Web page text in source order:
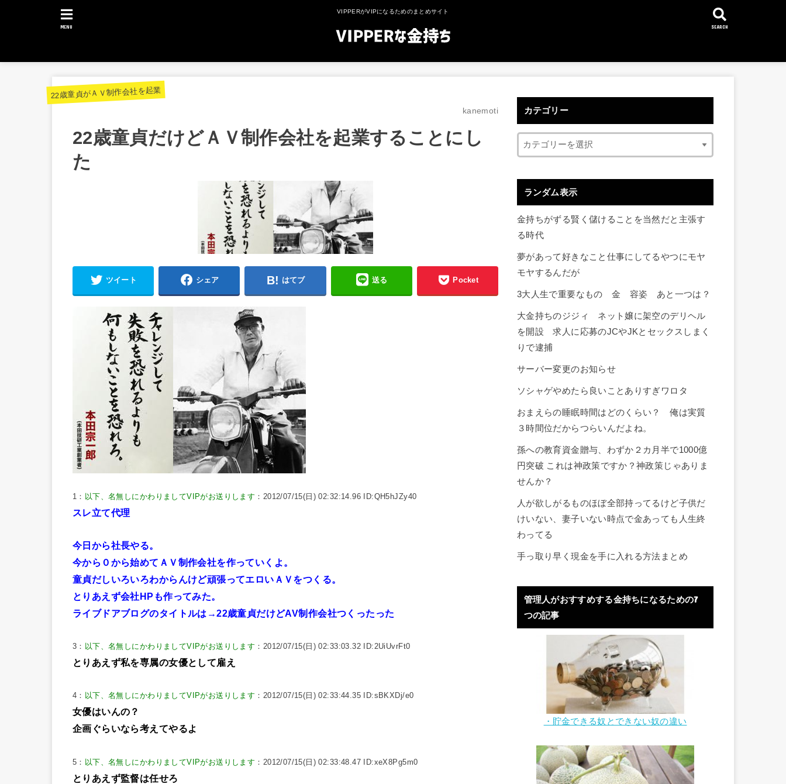
VIPPERがVIPになるためのまとめサイト
SEARCH
MENU
22歳童貞がＡＶ制作会社を起業
kanemoti
22歳童貞だけどＡＶ制作会社を起業することにし
た
ツイート シェア はてブ 送る Pocket
1： 以下、名無しにかわりましてVIPがお送りします ：2012/07/15(日) 02:32:14.96 ID:QH5hJZy40
スレ立て代理
今日から社長やる。
今から０から始めてＡＶ制作会社を作っていくよ。
童貞だしいろいろわからんけど頑張ってエロいＡＶをつくる。
とりあえず会社HPも作ってみた。
ライブドアブログのタイトルは→22歳童貞だけどAV制作会社つくったった
3： 以下、名無しにかわりましてVIPがお送りします ：2012/07/15(日) 02:33:03.32 ID:2UiUvrFt0
とりあえず私を専属の女優として雇え
4： 以下、名無しにかわりましてVIPがお送りします ：2012/07/15(日) 02:33:44.35 ID:sBKXDj/e0
女優はいんの？
企画ぐらいなら考えてやるよ
5： 以下、名無しにかわりましてVIPがお送りします ：2012/07/15(日) 02:33:48.47 ID:xeX8Pg5m0
とりあえず監督は任せろ
カテゴリー
ランダム表示
金持ちがずる賢く儲けることを当然だと主張す
る時代
夢があって好きなこと仕事にしてるやつにモヤ
モヤするんだが
3大人生で重要なもの 金 容姿 あと一つは？
大金持ちのジジィ ネット嬢に架空のデリヘル
を開設 求人に応募のJCやJKとセックスしまく
りで逮捕
サーバー変更のお知らせ
ソシャゲやめたら良いことありすぎワロタ
おまえらの睡眠時間はどのくらい？ 俺は実質
３時間位だからつらいんだよね。
孫への教育資金贈与、わずか２カ月半で1000億
円突破 これは神政策ですか？神政策じゃありま
せんか？
人が欲しがるものほぼ全部持ってるけど子供だ
けいない、妻子いない時点で金あっても人生終
わってる
手っ取り早く現金を手に入れる方法まとめ
管理人がおすすめする金持ちになるための7
つの記事
・貯金できる奴とできない奴の違い